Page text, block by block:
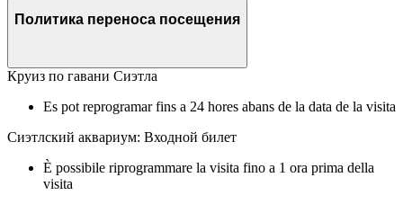
Политика переноса посещения
Круиз по гавани Сиэтла
Es pot reprogramar fins a 24 hores abans de la data de la visita
Сиэтлский аквариум: Входной билет
È possibile riprogrammare la visita fino a 1 ora prima della
visita